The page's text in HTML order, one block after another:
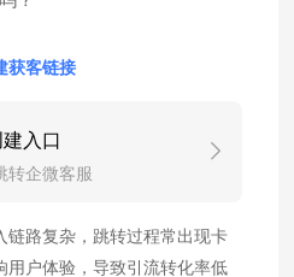
获客链接
入口
转企微客服
链路复杂，跳转过程常出现卡
用户体验，导致引流转化率低